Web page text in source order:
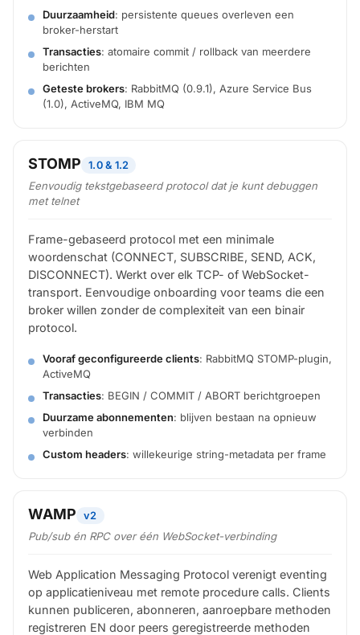
Duurzaamheid: persistente queues overleven een
broker-herstart
Transacties: atomaire commit / rollback van meerdere
berichten
Geteste brokers: RabbitMQ (0.9.1), Azure Service Bus
(1.0), ActiveMQ, IBM MQ
STOMP 1.0 & 1.2
Eenvoudig tekstgebaseerd protocol dat je kunt debuggen
met telnet
Frame-gebaseerd protocol met een minimale
woordenschat (CONNECT, SUBSCRIBE, SEND, ACK,
DISCONNECT). Werkt over elk TCP- of WebSocket-
transport. Eenvoudige onboarding voor teams die een
broker willen zonder de complexiteit van een binair
protocol.
Vooraf geconfigureerde clients: RabbitMQ STOMP-plugin,
ActiveMQ
Transacties: BEGIN / COMMIT / ABORT berichtgroepen
Duurzame abonnementen: blijven bestaan na opnieuw
verbinden
Custom headers: willekeurige string-metadata per frame
WAMP v2
Pub/sub én RPC over één WebSocket-verbinding
Web Application Messaging Protocol verenigt eventing
op applicatieniveau met remote procedure calls. Clients
kunnen publiceren, abonneren, aanroepbare methoden
registreren EN door peers geregistreerde methoden